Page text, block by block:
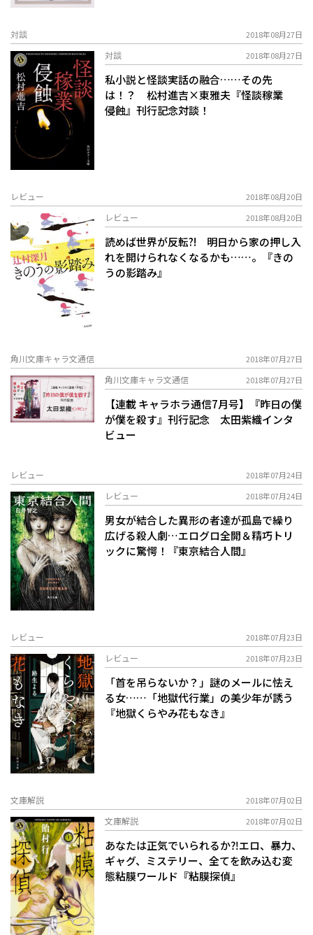
対談 2018年08月27日
対談 2018年08月27日
私小説と怪談実話の融合……その先
は！？ 松村進吉×東雅夫『怪談稼業
侵蝕』刊行記念対談！
レビュー 2018年08月20日
レビュー 2018年08月20日
読めば世界が反転?! 明日から家の押し入
れを開けられなくなるかも……。『きの
うの影踏み』
角川文庫キャラ文通信 2018年07月27日
角川文庫キャラ文通信 2018年07月27日
【連載 キャラホラ通信7月号】『昨日の僕
が僕を殺す』刊行記念 太田紫織インタ
ビュー
レビュー 2018年07月24日
レビュー 2018年07月24日
男女が結合した異形の者達が孤島で繰り
広げる殺人劇…エログロ全開＆精巧トリ
ックに驚愕！『東京結合人間』
レビュー 2018年07月23日
レビュー 2018年07月23日
「首を吊らないか？」――謎のメールに怯え
る女……「地獄代行業」の美少年が誘う
『地獄くらやみ花もなき』
文庫解説 2018年07月02日
文庫解説 2018年07月02日
あなたは正気でいられるか⁈エロ、暴力、
ギャグ、ミステリー、全てを飲み込む変
態粘膜ワールド『粘膜探偵』